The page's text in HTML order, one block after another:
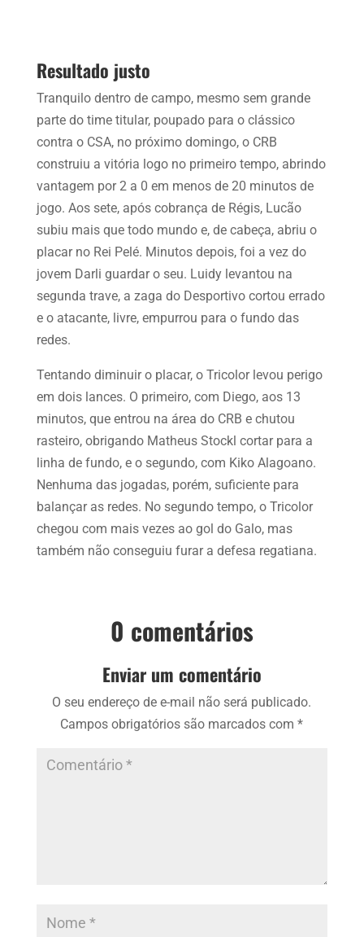
Resultado justo
Tranquilo dentro de campo, mesmo sem grande
parte do time titular, poupado para o clássico
contra o CSA, no próximo domingo, o CRB
construiu a vitória logo no primeiro tempo, abrindo
vantagem por 2 a 0 em menos de 20 minutos de
jogo. Aos sete, após cobrança de Régis, Lucão
subiu mais que todo mundo e, de cabeça, abriu o
placar no Rei Pelé. Minutos depois, foi a vez do
jovem Darli guardar o seu. Luidy levantou na
segunda trave, a zaga do Desportivo cortou errado
e o atacante, livre, empurrou para o fundo das
redes.
Tentando diminuir o placar, o Tricolor levou perigo
em dois lances. O primeiro, com Diego, aos 13
minutos, que entrou na área do CRB e chutou
rasteiro, obrigando Matheus Stockl cortar para a
linha de fundo, e o segundo, com Kiko Alagoano.
Nenhuma das jogadas, porém, suficiente para
balançar as redes. No segundo tempo, o Tricolor
chegou com mais vezes ao gol do Galo, mas
também não conseguiu furar a defesa regatiana.
0 comentários
Enviar um comentário
O seu endereço de e-mail não será publicado.
Campos obrigatórios são marcados com*